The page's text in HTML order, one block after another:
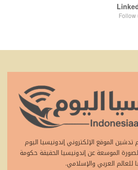
Follow
الموقع الإلكتروني إندونيسيا اليوم
الموسعة عن إندونيسيا الحقيقة حكومة
للعالم العربي والإسلامي.